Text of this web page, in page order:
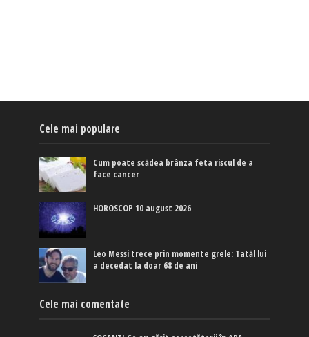
Cele mai populare
Cum poate scădea brânza feta riscul de a
face cancer
HOROSCOP 10 august 2026
Leo Messi trece prin momente grele: Tatăl lui
a decedat la doar 68 de ani
Cele mai comentate